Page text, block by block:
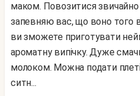
маком. Повозитися
запевняю вас, що воно того
ви зможете приготувати
ароматну випічку. Дуже
молоком. Можна подати
ситн...